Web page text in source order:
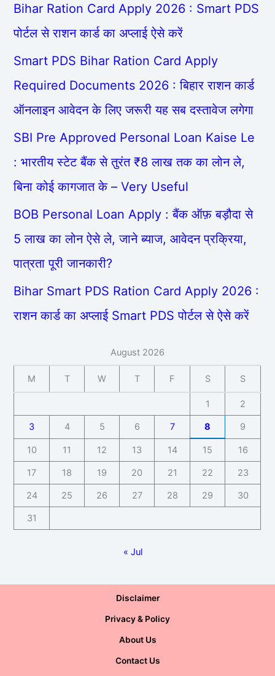
Bihar Ration Card Apply 2026 : Smart PDS
पोर्टल से राशन कार्ड का अप्लाई ऐसे करें
Smart PDS Bihar Ration Card Apply
Required Documents 2026 : बिहार राशन कार्ड
ऑनलाइन आवेदन के लिए जरूरी यह सब दस्तावेज लगेगा
SBI Pre Approved Personal Loan Kaise Le
: भारतीय स्टेट बैंक से तुरंत ₹8 लाख तक का लोन ले,
बिना कोई कागजात के – Very Useful
BOB Personal Loan Apply : बैंक ऑफ़ बड़ौदा से
5 लाख का लोन ऐसे ले, जाने ब्याज, आवेदन प्रक्रिया,
पात्रता पूरी जानकारी?
Bihar Smart PDS Ration Card Apply 2026 :
राशन कार्ड का अप्लाई Smart PDS पोर्टल से ऐसे करें
August 2026
M T W T F S S
1 2
3 4 5 6 7 8 9
10 11 12 13 14 15 16
17 18 19 20 21 22 23
24 25 26 27 28 29 30
31
« Jul
Disclaimer
Privacy & Policy
About Us
Contact Us